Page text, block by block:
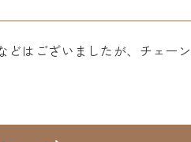
どはございましたが、チェー